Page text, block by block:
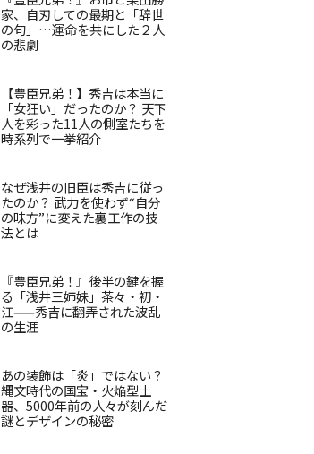
家、自刃しての最期と「辞世
の句」…運命を共にした２人
の悲劇
【豊臣兄弟！】秀吉は本当に
「女狂い」だったのか？ 天下
人を彩った11人の側室たちを
時系列で一挙紹介
なぜ浅井の旧臣は秀吉に従っ
たのか？ 武力を使わず“自分
の味方”に変えた裏工作の技
法とは
『豊臣兄弟！』後半の鍵を握
る「浅井三姉妹」茶々・初・
江——秀吉に翻弄された波乱
の生涯
あの装飾は「炎」ではない？
縄文時代の国宝・火焔型土
器、5000年前の人々が刻んだ
謎とデザインの秘密